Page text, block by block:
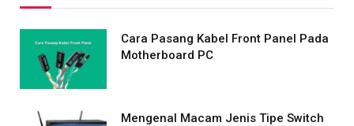
Cara Pasang Kabel Front Panel Pada
Motherboard PC
Mengenal Macam Jenis Tipe Switch